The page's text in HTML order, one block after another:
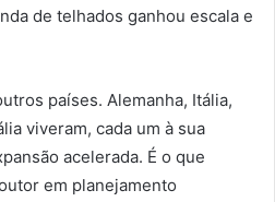
de telhados ganhou escala e
países. Alemanha, Itália,
viveram, cada um à sua
acelerada. É o que
em planejamento